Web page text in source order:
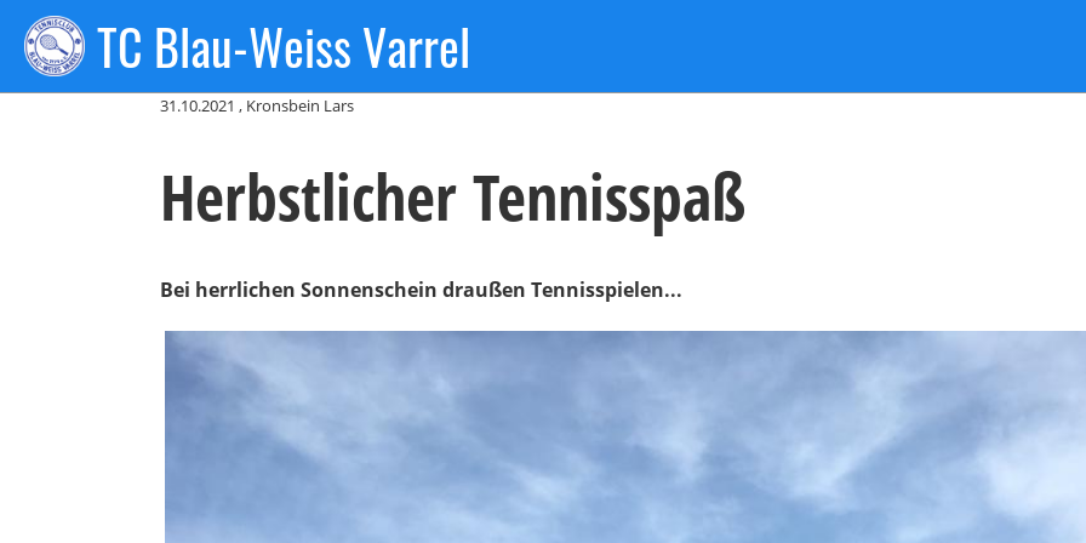
TC Blau-Weiss Varrel
Zurück
31.10.2021 , Kronsbein Lars
Herbstlicher Tennisspaß
Bei herrlichen Sonnenschein draußen Tennisspielen...